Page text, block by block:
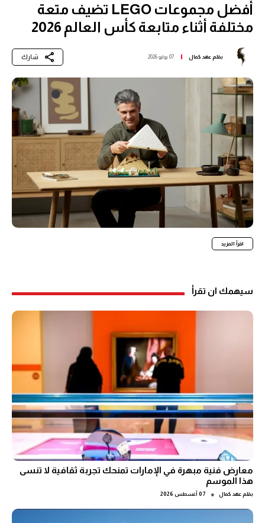
أفضل مجموعات LEGO تضيف متعة
مختلفة أثناء متابعة كأس العالم 2026
بقلم عهد كمال 07 يوليو 2026 شارك
اقرأ المزيد
سيهمك ان تقرأ
معارض فنية مبهرة في الإمارات تمنحك تجربة ثقافية لا تنسى
هذا الموسم
بقلم عهد كمال ● 07 أغسطس 2026